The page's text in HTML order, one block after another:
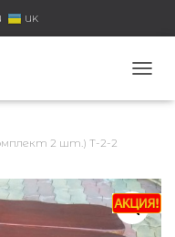
UK
Е
Ю
Ч
И
2 шт.) Т-2-2